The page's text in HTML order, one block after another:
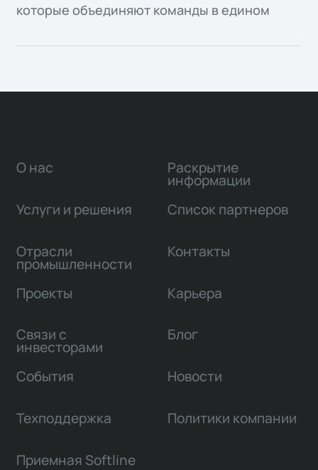
которые объединяют команды в едином
рабочем пространстве.
О нас
Услуги и решения
Отрасли
промышленности
Проекты
Связи с
инвесторами
Раскрытие
информации
Список партнеров
Контакты
Карьера
Блог
События Новости
Техподдержка Политики компании
Приемная Softline